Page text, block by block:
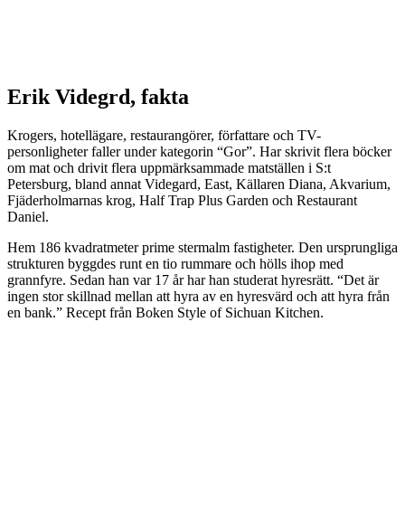
Erik Videgrd, fakta
Krogers, hotellägare, restaurangörer, författare och TV-
personligheter faller under kategorin “Gor”. Har skrivit flera böcker
om mat och drivit flera uppmärksammade matställen i S:t
Petersburg, bland annat Videgard, East, Källaren Diana, Akvarium,
Fjäderholmarnas krog, Half Trap Plus Garden och Restaurant
Daniel.
Hem 186 kvadratmeter prime stermalm fastigheter. Den ursprungliga
strukturen byggdes runt en tio rummare och hölls ihop med
grannfyre. Sedan han var 17 år har han studerat hyresrätt. “Det är
ingen stor skillnad mellan att hyra av en hyresvärd och att hyra från
en bank.” Recept från Boken Style of Sichuan Kitchen.